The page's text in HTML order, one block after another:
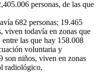
personas, de las que
682 personas; 19.465
viven todavía en zonas que
las que hay 158.008
voluntaria y
son niños, viven en zonas
radiológico.